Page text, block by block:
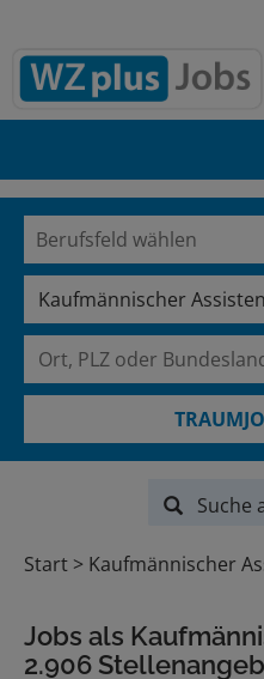
Suche
Start Kaufmännischer
Jobs als
2.906